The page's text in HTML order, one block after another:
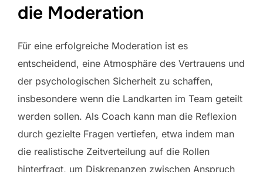
die Moderation
Für eine erfolgreiche Moderation ist es
entscheidend, eine Atmosphäre des Vertrauens und
der psychologischen Sicherheit zu schaffen,
insbesondere wenn die Landkarten im Team geteilt
werden sollen. Als Coach kann man die Reflexion
durch gezielte Fragen vertiefen, etwa indem man
die realistische Zeitverteilung auf die Rollen
hinterfragt, um Diskrepanzen zwischen Anspruch